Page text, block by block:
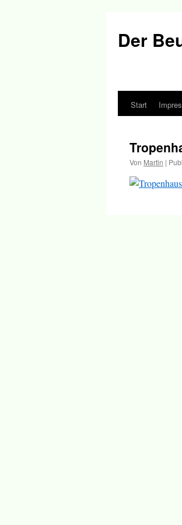
Der
Springe
Start
Von Martin |